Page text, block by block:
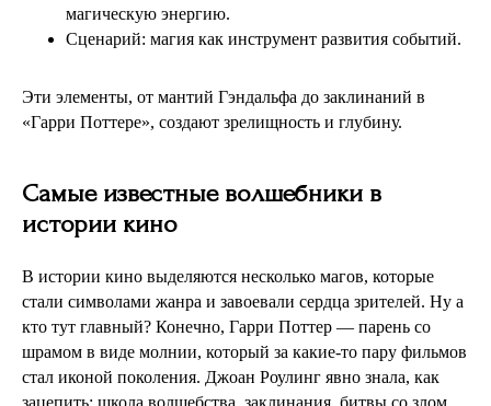
магическую энергию.
Сценарий: магия как инструмент развития событий.
Эти элементы, от мантий Гэндальфа до заклинаний в
«Гарри Поттере», создают зрелищность и глубину.
Самые известные волшебники в
истории кино
В истории кино выделяются несколько магов, которые
стали символами жанра и завоевали сердца зрителей. Ну а
кто тут главный? Конечно, Гарри Поттер — парень со
шрамом в виде молнии, который за какие-то пару фильмов
стал иконой поколения. Джоан Роулинг явно знала, как